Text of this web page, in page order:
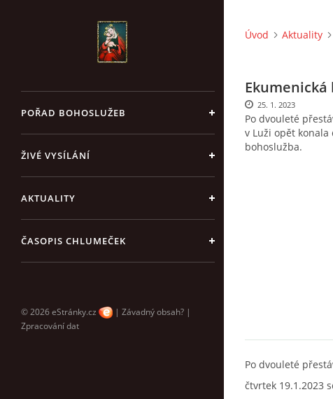
POŘAD BOHOSLUŽEB
ŽIVÉ VYSÍLÁNÍ
AKTUALITY
ČASOPIS CHLUMEČEK
© 2026 eStránky.cz | Závadný obsah? |
Zpracování dat
Úvod Aktuality
Ekumenická
Po dvouleté
v Luži opět konala
bohoslužba.
25. 1. 2023
Po dvouleté
čtvrtek 19.1.2023